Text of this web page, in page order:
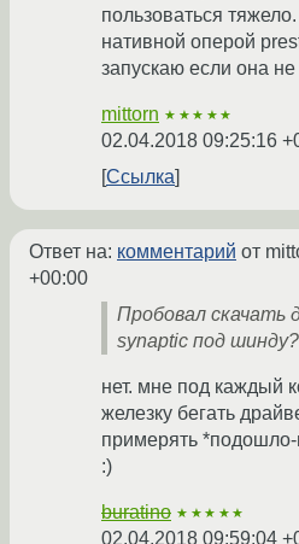
пользоваться
нативной оперой
запускаю если она
mittorn ★★★★★
02.04.2018 09:25:16
Ссылка
Ответ на: комментарий от
+00:00
Пробовал скачать
synaptic под шинду?
нет. мне под каждый
железку бегать
примерять
:)
buratino ★★★★★
02.04.2018 09:59:04